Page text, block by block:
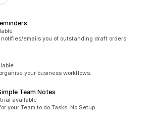
emails you of outstanding draft orders
your business workflows.
Team Notes
available
your Team to do Tasks. No Setup.